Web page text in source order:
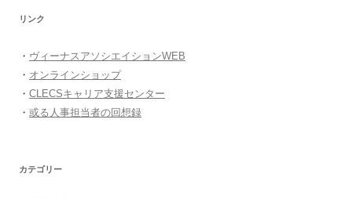
リンク
・ ヴィーナスアソシエイションWEB
・ オンラインショップ
・ CLECSキャリア支援センター
・ 或る人事担当者の回想録
カテゴリー